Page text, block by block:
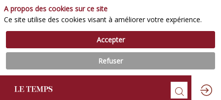
A propos des cookies sur ce site
Ce site utilise des cookies visant à améliorer votre expérience.
Accepter
Refuser